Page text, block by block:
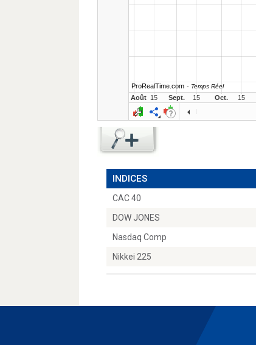
INDICES
CAC 40
DOW JONES
Nasdaq Comp
Nikkei 225